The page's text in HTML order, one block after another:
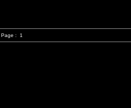
Page : 1